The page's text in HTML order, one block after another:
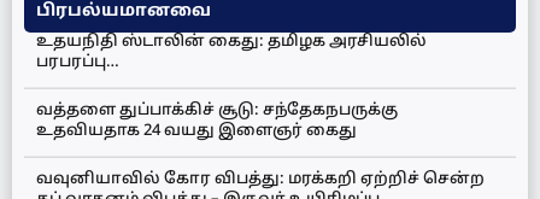
பிரபல்யமானவை
உதயநிதி ஸ்டாலின் கைது: தமிழக அரசியலில்
பரபரப்பு…
வத்தளை துப்பாக்கிச் சூடு: சந்தேகநபருக்கு
உதவியதாக 24 வயது இளைஞர் கைது
வவுனியாவில் கோர விபத்து: மரக்கறி ஏற்றிச் சென்ற